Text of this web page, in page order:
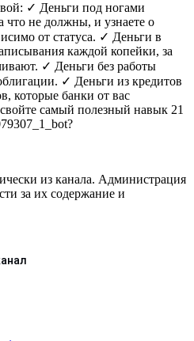
✓ Деньги под ногами
что не должны, и узнаете о
от статуса. ✓ Деньги в
каждой копейки, за
✓ Деньги без работы
✓ Деньги из кредитов
которые банки от вас
самый полезный навык 21
из канала. Администрация
за их содержание и